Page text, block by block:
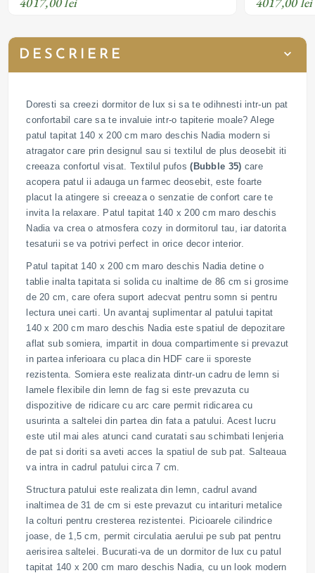
DESCRIERE
Doresti sa creezi dormitor de lux si sa te odihnesti intr-un pat
confortabil care sa te invaluie intr-o tapiterie moale? Alege
patul tapitat 140 x 200 cm maro deschis Nadia modern si
atragator care prin designul sau si textilul de plus deosebit iti
creeaza confortul visat. Textilul pufos(Bubble 35) care
acopera patul ii adauga un farmec deosebit, este foarte
placut la atingere si creeaza o senzatie de confort care te
invita la relaxare. Patul tapitat 140 x 200 cm maro deschis
Nadia va crea o atmosfera cozy in dormitorul tau, iar datorita
tesaturii se va potrivi perfect in orice decor interior.
Patul tapitat 140 x 200 cm maro deschis Nadia detine o
tablie inalta tapitata si solida cu inaltime de 86 cm si grosime
de 20 cm, care ofera suport adecvat pentru somn si pentru
lectura unei carti. Un avantaj suplimentar al patului tapitat
140 x 200 cm maro deschis Nadia este spatiul de depozitare
aflat sub somiera, impartit in doua compartimente si prevazut
in partea inferioara cu placa din HDF care ii sporeste
rezistenta. Somiera este realizata dintr-un cadru de lemn si
lamele flexibile din lemn de fag si este prevazuta cu
dispozitive de ridicare cu arc care permit ridicarea cu
usurinta a saltelei din partea din fata a patului. Acest lucru
este util mai ales atunci cand curatati sau schimbati lenjeria
de pat si doriti sa aveti acces la spatiul de sub pat. Salteaua
va intra in cadrul patului circa 7 cm.
Structura patului este realizata din lemn, cadrul avand
inaltimea de 31 de cm si este prevazut cu intarituri metalice
la colturi pentru cresterea rezistentei. Picioarele cilindrice
joase, de 1,5 cm, permit circulatia aerului pe sub pat pentru
aerisirea saltelei. Bucurati-va de un dormitor de lux cu patul
tapitat 140 x 200 cm maro deschis Nadia, cu un look modern